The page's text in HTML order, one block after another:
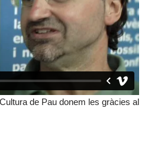
de Pau donem les gràcies al